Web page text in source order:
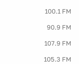
100.1 FM
90.9 FM
107.9 FM
105.3 FM